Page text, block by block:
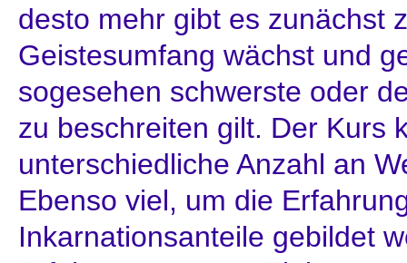
desto mehr gibt es zunächst
Geistesumfang wächst und
sogesehen schwerste oder
zu beschreiten gilt. Der Kurs
unterschiedliche Anzahl an
Ebenso viel, um die
Inkarnationsanteile gebildet